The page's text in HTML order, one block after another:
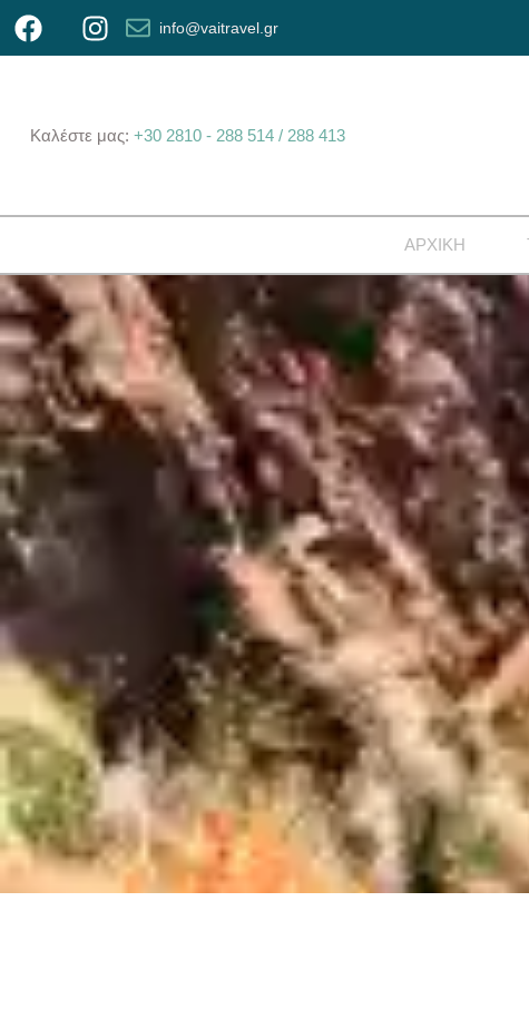
info@vaitravel.gr
Καλέστε μας: +30 2810 - 288 514 / 288 413
ΑΡΧΙΚΗ